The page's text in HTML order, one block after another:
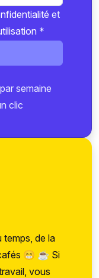
et
*
semaine
clic
temps, de la
😁 ☕ Si
vous